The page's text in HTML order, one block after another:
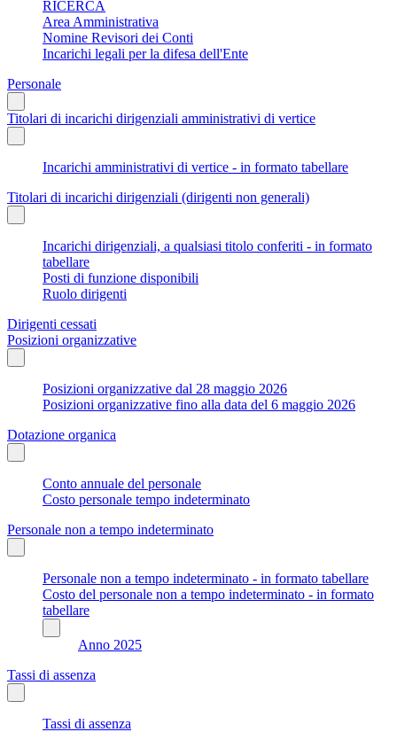
RICERCA
Area Amministrativa
Nomine Revisori dei Conti
Incarichi legali per la difesa dell'Ente
Personale
Titolari di incarichi dirigenziali amministrativi di vertice
Incarichi amministrativi di vertice - in formato tabellare
Titolari di incarichi dirigenziali (dirigenti non generali)
Incarichi dirigenziali, a qualsiasi titolo conferiti - in formato
tabellare
Posti di funzione disponibili
Ruolo dirigenti
Dirigenti cessati
Posizioni organizzative
Posizioni organizzative dal 28 maggio 2026
Posizioni organizzative fino alla data del 6 maggio 2026
Dotazione organica
Conto annuale del personale
Costo personale tempo indeterminato
Personale non a tempo indeterminato
Personale non a tempo indeterminato - in formato tabellare
Costo del personale non a tempo indeterminato - in formato
tabellare
Anno 2025
Tassi di assenza
Tassi di assenza